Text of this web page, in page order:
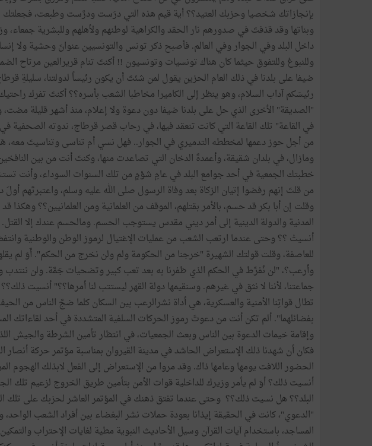
بإنجازاتك شخصيا وحزبك العتيد؟؟ أية قيم هذه التي درَست ودرَّست وطبعت، فجعلتك
وبناتها وقد قذفتَ في صدورهم نار الحقد والكراهية لوطنهم ولأهلهم وللبشرية جمعاء،
داخل البلد وفي الجوار وفي العالم. فأصبح ذكر تونس والتونسيين عنوانَ وحشية ولا
وللنبوغ وللتفوق حيثما كان هناك تونسيات وتونسيون !! أكنتَ تنام قريرالعين مرتاح
ضيفا على بلدنا في ذلك العام الحزين يقول لمن شئتَ أن يكون رئيساً لدولتنا، سليلةِ
رئيسَكم آداب السلام، وهو ينظر إلى الكاميرا مخاطبا الشعب بأسره؟؟ أكنتَ تفرك
"الصديقة" الأخرى الذي حل على بلدنا ضيفا دون دعوة ولا إعلام، منذ أشهر قليلة
في القاعة" تلك القاعة التي كانت تنعقد فيها، في رحاب قصر قرطاج، ندوته الصحفية في
من أجل حوز دعمها لمخططه التدميري في الجوار.. فهل نسي أم تناسى وتناسيتَ معه،
ومازال، في بلدان شقيقة، وأعمدةَ الدخان التي تصاعدت منها، وكنتَ أنت من بين
خطبتك الجمعية في أحد جوامع البلد في عامِ شؤمٍ من تلك السنوات السوداء، وأنت
من قلتَ إنهم رفضوا إتيان الزكاة بعد وفاة الرسول صلى الله عليه وسلم، واعتبرتَهم أولَ
وقلت إن أبا بكر قد حسم، بالأمر بقتلهم، الموقف من العلمانية ومن العلمانيين؟؟
المدنية والدولة الدينية إلى أمر ديني مقدس يستوجب الحسم. ومالحسم عندك إلا
أنسيتْ ؟؟ وحتى عندما ارتعب الشعب من عمليات الإغتيال لرموز الوطن والوطنية
للعاصفة، وقلت قولتك الشهيرة "خرجنا من الحكومة ولم ولن نخرج من الحكم". أَوَ لم
وأرعب؟، "لن نُفرِّط في الحكم الذي ظفرنا به بعد تعب كبير وتضحيات جَمَّة. ولن ننتدب
جماعتنا، لأننا لا نثق في غيرهم. وسنقيمها دولة القهر ليستتب لنا أمرها؟؟" أنسيت
تطال قواتِنا الأمنية والعسكرية، هي أداة نشرالرعب بين السكان كلما ضجَّ الناس من
بفضائلهما". ألم تكن أنت من دعوتَ رموز الحركات السلفية المتشددة في أحد لقاءاتك
وإقامة خيمات الدعوة بين الناس وبعث الجمعيات، في انتظار تأمين الشرطة والجيش
فكان أن شهدنا ذلك الإستعراض الحاشد في مدينة القيروان بمناسبة مؤتمر حركة أنصار
الحضور اللافت يومها وعامها ذاك. وقد مروا من الإستعراض إلى الفعل لابذلك الهجوم
أنسيت ذلك؟ أوَ لم يأمر وزيرك للداخلية قوات الأمن بتأمين طريق الخروج لزعيم تلك
البلد؟؟ هل نسيت ذلك؟؟ وحتى عندما تفتق ذهنك في المؤتمر العاشر لحزبك على تلك
"الدعوي"، كانت في الحقيقة إيذانا بعودة حملات نشر البغضاء بين أفراد الشعب
المساجد، باستخدام آيات القرآن وسيل الأحاديث النبوية مطية لغايات الإحتراب